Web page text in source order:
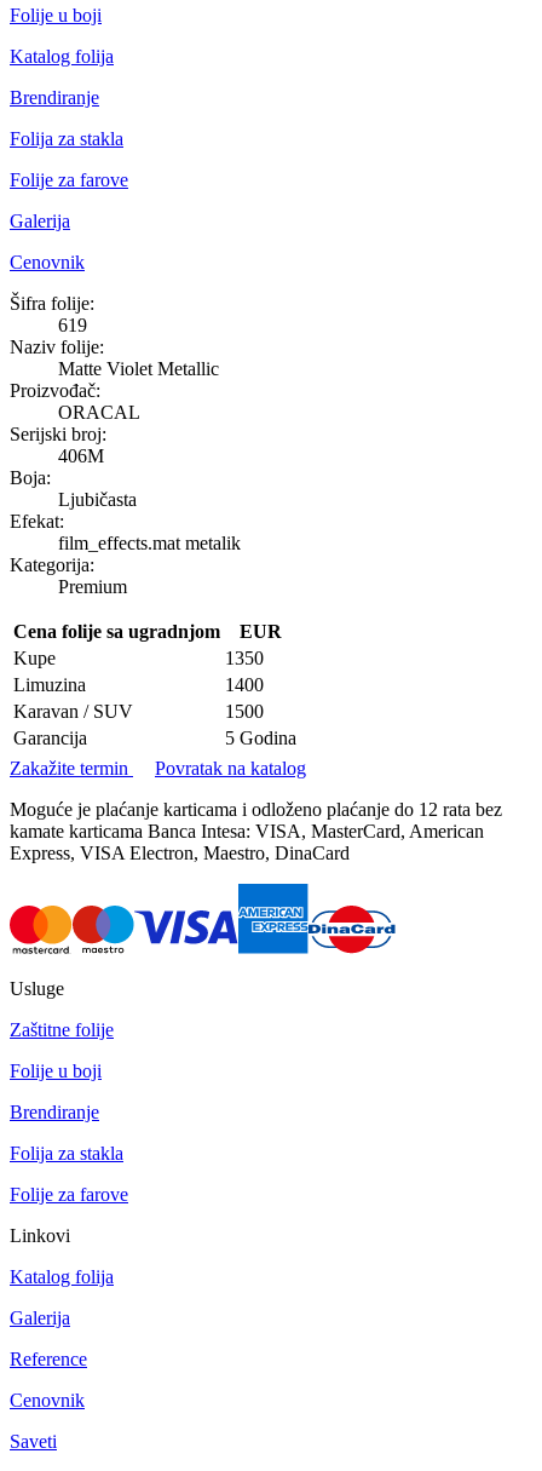
Folije u boji
Katalog folija
Brendiranje
Folija za stakla
Folije za farove
Galerija
Cenovnik
Matte Violet Metallic
Šifra folije:
619
Naziv folije:
Matte Violet Metallic
Proizvođač:
ORACAL
Serijski broj:
406M
Boja:
Ljubičasta
Efekat:
film_effects.mat metalik
Kategorija:
Premium
Cena folije sa ugradnjom
EUR
Kupe
1350
Limuzina
1400
Karavan / SUV
1500
Garancija
5 Godina
Zakažite termin
Povratak na katalog
Moguće je plaćanje karticama i odloženo plaćanje do 12 rata bez
kamate karticama Banca Intesa: VISA, MasterCard, American
Express, VISA Electron, Maestro, DinaCard
Usluge
Zaštitne folije
Folije u boji
Brendiranje
Folija za stakla
Folije za farove
Linkovi
Katalog folija
Galerija
Reference
Cenovnik
Saveti